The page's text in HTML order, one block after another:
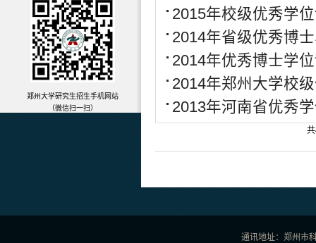
郑州大学研究生招生手机网站
（微信扫一扫）
2015年校级优秀学
2014年省级优秀博
2014年优秀博士学
2014年郑州大学校
2013年河南省优秀
通讯地址：郑州